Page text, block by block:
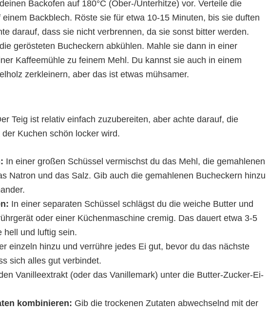
Backofen auf 180°C (Ober-/Unterhitze) vor. Verteile die
Backblech. Röste sie für etwa 10-15 Minuten, bis sie duften
darauf, dass sie nicht verbrennen, da sie sonst bitter werden.
gerösteten Bucheckern abkühlen. Mahle sie dann in einer
Kaffeemühle zu feinem Mehl. Du kannst sie auch in einem
zerkleinern, aber das ist etwas mühsamer.
Teig ist relativ einfach zuzubereiten, aber achte darauf, die
Kuchen schön locker wird.
In einer großen Schüssel vermischst du das Mehl, die gemahlenen
Natron und das Salz. Gib auch die gemahlenen Bucheckern hinzu
In einer separaten Schüssel schlägst du die weiche Butter und
oder einer Küchenmaschine cremig. Das dauert etwa 3-5
hell und luftig sein.
einzeln hinzu und verrühre jedes Ei gut, bevor du das nächste
sich alles gut verbindet.
Vanilleextrakt (oder das Vanillemark) unter die Butter-Zucker-Ei-
kombinieren: Gib die trockenen Zutaten abwechselnd mit der